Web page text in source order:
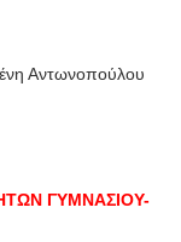
Αντωνοπούλου
ΓΥΜΝΑΣΙΟΥ-